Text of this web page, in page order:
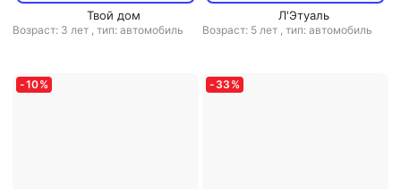
Твой дом
Возраст: 3 лет , тип: автомобиль
Л'Этуаль
Возраст: 5 лет , тип: автомобиль
-10% - 33 %